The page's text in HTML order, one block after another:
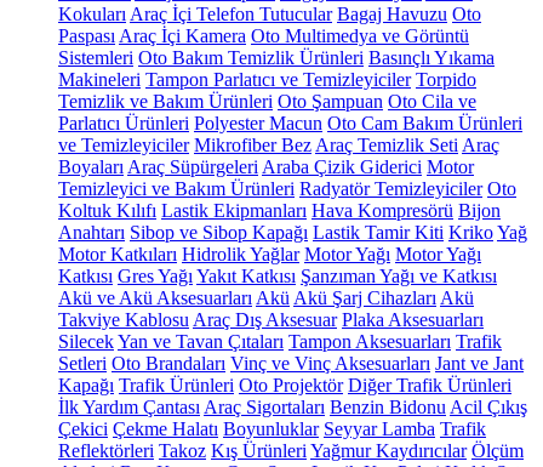
Kokuları Araç İçi Telefon Tutucular Bagaj Havuzu Oto
Paspası Araç İçi Kamera Oto Multimedya ve Görüntü
Sistemleri Oto Bakım Temizlik Ürünleri Basınçlı Yıkama
Makineleri Tampon Parlatıcı ve Temizleyiciler Torpido
Temizlik ve Bakım Ürünleri Oto Şampuan Oto Cila ve
Parlatıcı Ürünleri Polyester Macun Oto Cam Bakım Ürünleri
ve Temizleyiciler Mikrofiber Bez Araç Temizlik Seti Araç
Boyaları Araç Süpürgeleri Araba Çizik Giderici Motor
Temizleyici ve Bakım Ürünleri Radyatör Temizleyiciler Oto
Koltuk Kılıfı Lastik Ekipmanları Hava Kompresörü Bijon
Anahtarı Sibop ve Sibop Kapağı Lastik Tamir Kiti KrikoYağ
Motor Katkıları Hidrolik Yağlar Motor Yağı Motor Yağı
Katkısı Gres Yağı Yakıt Katkısı Şanzıman Yağı ve Katkısı
Akü ve Akü Aksesuarları Akü Akü Şarj Cihazları Akü
Takviye Kablosu Araç Dış Aksesuar Plaka Aksesuarları
SilecekYan ve Tavan Çıtaları Tampon Aksesuarları Trafik
Setleri Oto Brandaları Vinç ve Vinç Aksesuarları Jant ve Jant
Kapağı Trafik Ürünleri Oto Projektör Diğer Trafik Ürünleri
İlk Yardım Çantası Araç Sigortaları Benzin Bidonu Acil Çıkış
Çekici Çekme Halatı Boyunluklar Seyyar Lamba Trafik
Reflektörleri Takoz Kış Ürünleri Yağmur Kaydırıcılar Ölçüm